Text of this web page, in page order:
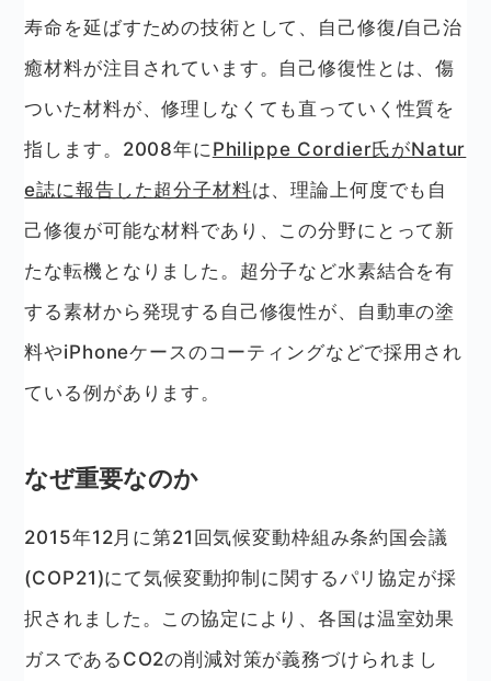
寿命を延ばすための技術として、自己修復/自己治
癒材料が注目されています。自己修復性とは、傷
ついた材料が、修理しなくても直っていく性質を
指します。2008年に Philippe Cordier氏がNatur
e誌に報告した超分子材料は、理論上何度でも自
己修復が可能な材料であり、この分野にとって新
たな転機となりました。超分子など水素結合を有
する素材から発現する自己修復性が、自動車の塗
料やiPhoneケースのコーティングなどで採用され
ている例があります。
なぜ重要なのか
2015年12月に第21回気候変動枠組み条約国会議
(COP21)にて気候変動抑制に関するパリ協定が採
択されました。この協定により、各国は温室効果
ガスであるCO2の削減対策が義務づけられまし